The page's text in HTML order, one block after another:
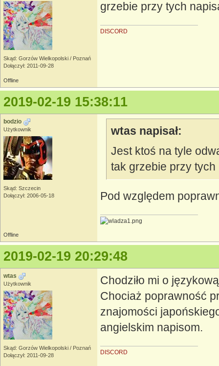
Skąd: Gorzów Wielkopolski / Poznań
Dołączył: 2011-09-28
grzebie przy tych
DISCORD
Offline
2019-02-19 15:38:11
bodzio
Użytkownik
Skąd: Szczecin
Dołączył: 2006-05-18
wtas napisał:
Jest ktoś na tyle
tak grzebie przy
Pod względem
Offline
2019-02-19 20:29:48
wtas
Użytkownik
Skąd: Gorzów Wielkopolski / Poznań
Dołączył: 2011-09-28
Chodziło mi o
Chociaż poprawność
znajomości
angielskim napisom.
DISCORD